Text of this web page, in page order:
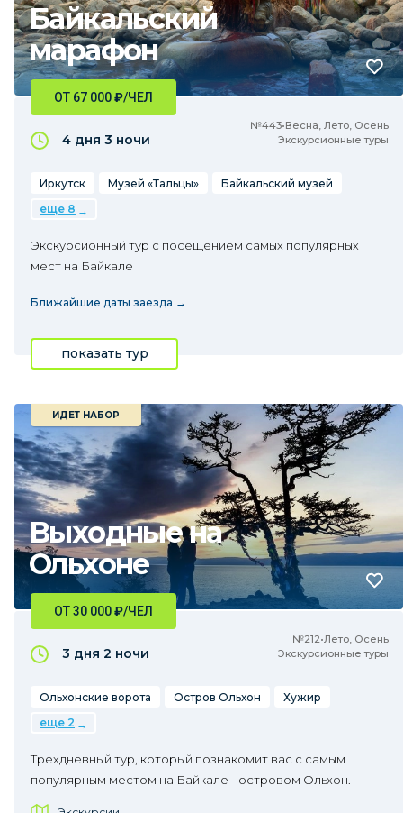
Байкальский
марафон
№443•Весна, Лето, Осень
Экскурсионные туры
ОТ 67 000₽/ЧЕЛ
4 дня 3 ночи
Иркутск Музей «Тальцы»
Байкальский музей
еще 8
Экскурсионный тур с посещением самых популярных
мест на Байкале
Ближайшие даты заезда →
показать тур
Выходные на
Ольхоне
ИДЕТ НАБОР
№212•Лето, Осень
Экскурсионные туры
ОТ 30 000₽/ЧЕЛ
3 дня 2 ночи
Ольхонские ворота Остров Ольхон
Хужир
еще 2
Трехдневный тур, который познакомит вас с самым
популярным местом на Байкале - островом Ольхон.